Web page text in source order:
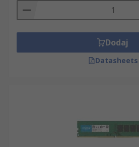
Dodaj
Datasheets